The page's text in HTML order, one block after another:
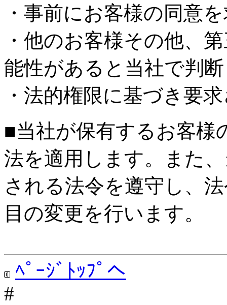
・事前にお客様の同意
・他のお客様その他、
能性があると当社で判
・法的権限に基づき要
■当社が保有するお客様
法を適用します。また
される法令を遵守し、
目の変更を行います。
ﾍﾟｰｼﾞﾄｯﾌﾟへ
#